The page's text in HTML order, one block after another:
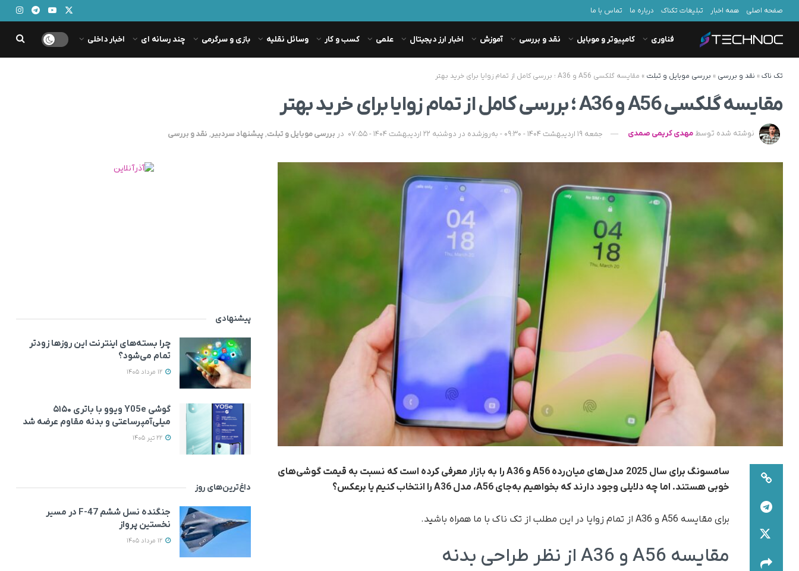
صفحه اصلی همه اخبار تبلیغات تکناک درباره ما تماس با ما
فناوری کامپیوتر و موبایل نقد و بررسی آموزش اخبار ارز دیجیتال علمی کسب و کار وسائل نقلیه بازی و سرگرمی چند رسانه ای اخبار داخلی
تک ناک» نقد و بررسی » بررسی موبایل و تبلت » مقایسه گلکسی A56 و A36 ؛ بررسی کامل از تمام زوایا برای خرید بهتر
مقایسه گلکسی A56 و A36 ؛ بررسی کامل از تمام زوایا برای خرید بهتر
نوشته شده توسط مهدی کریمی صمدی جمعه 19 اردیبهشت 1404 - 09:30 - به‌روزشده در دوشنبه 22 اردیبهشت 1404 - 07:55 در بررسی موبایل و تبلت,پیشنهاد سردبیر, نقد و بررسی
سامسونگ برای سال 2025 مدل‌های میان‌رده A56 و A36 را به بازار معرفی کرده است که نسبت به قیمت گوشی‌های
خوبی هستند. اما چه دلایلی وجود دارند که بخواهیم به‌جای A56، مدل A36 را انتخاب کنیم یا برعکس؟
برای مقایسه A56 و A36 از تمام زوایا در این مطلب از تک ناک با ما همراه باشید.
مقایسه A56 و A36 از نظر طراحی بدنه
پیشنهادی
چرا بسته‌های اینترنت این روزها زودتر
تمام می‌شود؟
گوشی Y05e ویوو با باتری ۵۱۵۰
میلی‌آمپرساعتی و بدنه مقاوم عرضه شد
داغ‌ترین‌های روز
جنگنده نسل ششم F-47 در مسیر
نخستین پرواز